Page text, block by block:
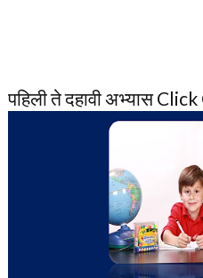
पहिली ते दहावी अभ्यास